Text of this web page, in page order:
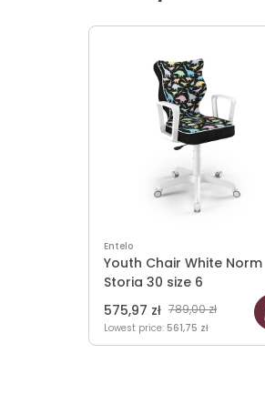
Entelo
Youth Chair White Norm
Storia 30 size 6
575,97 zł 789,00 zł
Lowest price: 561,75 zł